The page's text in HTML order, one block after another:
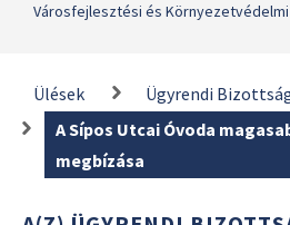
Városfejlesztési és Környezetvédelmi
Ülések
Ügyrendi
A Sípos Utcai Óvoda
megbízása